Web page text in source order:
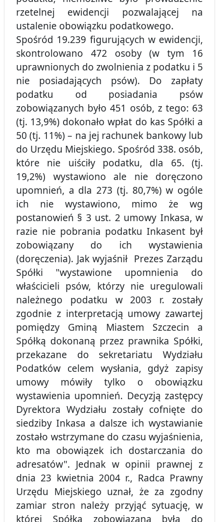
rzetelnej ewidencji pozwalającej na
ustalenie obowiązku podatkowego.
Spośród 19.239 figurujących w ewidencji,
skontrolowano 472 osoby (w tym 16
uprawnionych do zwolnienia z podatku i 5
nie posiadających psów). Do zapłaty
podatku od posiadania psów
zobowiązanych było 451 osób, z tego: 63
(tj. 13,9%) dokonało wpłat do kas Spółki a
50 (tj. 11%) – na jej rachunek bankowy lub
do Urzędu Miejskiego. Spośród 338. osób,
które nie uiściły podatku, dla 65. (tj.
19,2%) wystawiono ale nie doręczono
upomnień, a dla 273 (tj. 80,7%) w ogóle
ich nie wystawiono, mimo że wg
postanowień § 3 ust. 2 umowy Inkasa, w
razie nie pobrania podatku Inkasent był
zobowiązany do ich wystawienia
(doręczenia). Jak wyjaśnił Prezes Zarządu
Spółki "wystawione upomnienia do
właścicieli psów, którzy nie uregulowali
należnego podatku w 2003 r. zostały
zgodnie z interpretacją umowy zawartej
pomiędzy Gminą Miastem Szczecin a
Spółką dokonaną przez prawnika Spółki,
przekazane do sekretariatu Wydziału
Podatków celem wysłania, gdyż zapisy
umowy mówiły tylko o obowiązku
wystawienia upomnień. Decyzją zastępcy
Dyrektora Wydziału zostały cofnięte do
siedziby Inkasa a dalsze ich wystawianie
zostało wstrzymane do czasu wyjaśnienia,
kto ma obowiązek ich dostarczania do
adresatów". Jednak w opinii prawnej z
dnia 23 kwietnia 2004 r., Radca Prawny
Urzędu Miejskiego uznał, że za zgodny
zamiar stron należy przyjąć sytuację, w
której Spółka zobowiązana była do